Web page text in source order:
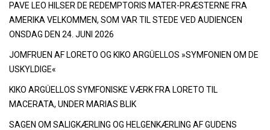
PAVE LEO HILSER DE REDEMPTORIS MATER-PRÆSTERNE FRA
AMERIKA VELKOMMEN, SOM VAR TIL STEDE VED AUDIENCEN
ONSDAG DEN 24. JUNI 2026
JOMFRUEN AF LORETO OG KIKO ARGÜELLOS »SYMFONIEN OM DE
USKYLDIGE«
KIKO ARGÜELLOS SYMFONISKE VÆRK FRA LORETO TIL
MACERATA, UNDER MARIAS BLIK
SAGEN OM SALIGKÆRLING OG HELGENKÆRLING AF GUDENS